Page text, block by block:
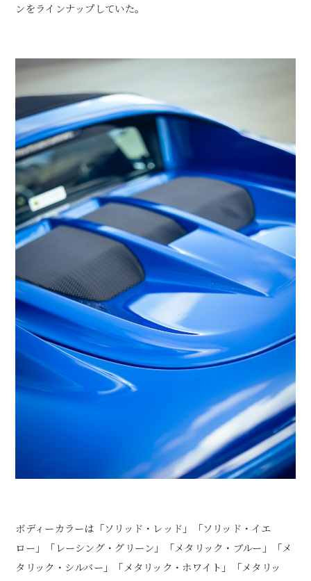
ンをラインナップしていた。
ボディーカラーは「ソリッド・レッド」「ソリッド・イエ
ロー」「レーシング・グリーン」「メタリック・ブルー」「メ
タリック・シルバー」「メタリック・ホワイト」「メタリッ